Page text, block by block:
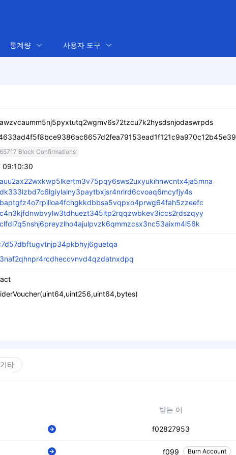
통계량 사용자 도구
Block Confirmations
09:10:30
기타
받는 이
f02827953
f099 Burn Account